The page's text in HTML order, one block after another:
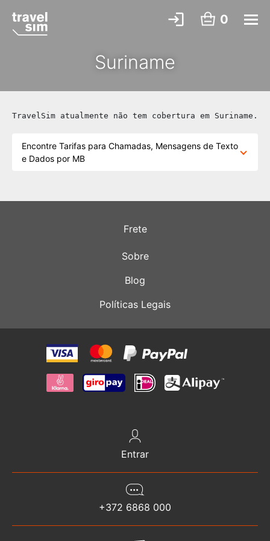
0
Suriname
TravelSim atualmente não tem cobertura em Suriname.
Encontre Tarifas para Chamadas, Mensagens de Texto
e Dados por MB
Frete
Sobre
Blog
Políticas Legais
Entrar
+372 6868 000